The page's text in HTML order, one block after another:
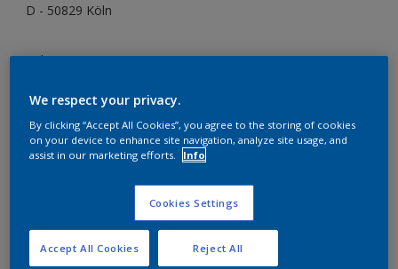
D - 50829 Köln
Tel.: 0221-4006 7907
E-Mail:info@herbol.de
Geschäftsführer:Paul van Boven, Anil Sen
USt-ID-Nr.:DE 236 712 933
Steuer-Nr.:
We respect your privacy.
By clicking “Accept All Cookies”, you agree to the storing of cookies
on your device to enhance site navigation, analyze site usage, and
assist in our marketing efforts.
Info
Cookies Settings
Reject All
Accept All Cookies